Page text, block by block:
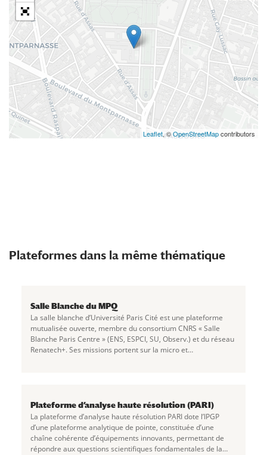
Leaflet, ©OpenStreetMapcontributors
Plateformes dans la même thématique
Salle Blanche du MPQ
La salle blanche d’Université Paris Cité est une plateforme
mutualisée ouverte, membre du consortium CNRS « Salle
Blanche Paris Centre » (ENS, ESPCI, SU, Observ.) et du réseau
Renatech+. Ses missions portent sur la micro et
Plateforme d’analyse haute résolution (PARI)
La plateforme d’analyse haute résolution PARI dote l’IPGP
d’une plateforme analytique de pointe, constituée d’une
chaîne cohérente d’équipements innovants, permettant de
répondre aux questions scientifiques fondamentales de la